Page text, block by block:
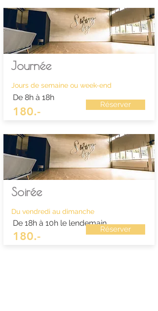
Journée
Jours de semaine ou week-end
De 8h à 18h
180.- Réserver
Soirée
Du vendredi au dimanche
De 18h à 10h le lendemain
180.- Réserver